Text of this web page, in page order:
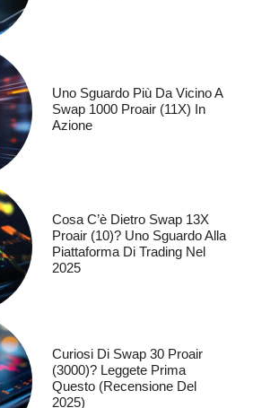
Uno Sguardo Più Da Vicino A
Swap 1000 Proair (11X) In
Azione
Cosa C’è Dietro Swap 13X
Proair (10)? Uno Sguardo Alla
Piattaforma Di Trading Nel
2025
Curiosi Di Swap 30 Proair
(3000)? Leggete Prima
Questo (recensione Del
2025)